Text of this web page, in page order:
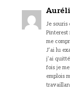
Je souris
Pinterest
me
J’ai lu
j’ai
fois je
emplois